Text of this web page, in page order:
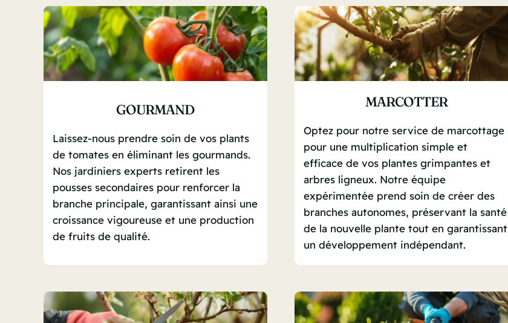
GOURMAND
Laissez-nous prendre soin de vos plants
de tomates en éliminant les gourmands.
Nos jardiniers experts retirent les
pousses secondaires pour renforcer la
branche principale, garantissant ainsi une
croissance vigoureuse et une production
de fruits de qualité.
MARCOTTER
Optez pour notre service de marcottage
pour une multiplication simple et
efficace de vos plantes grimpantes et
arbres ligneux. Notre équipe
expérimentée prend soin de créer des
branches autonomes, préservant la santé
de la nouvelle plante tout en garantissant
un développement indépendant.